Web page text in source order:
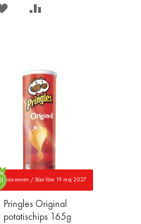
SPARA
ennen / Bäst före 19 maj 2027
Pringles Original
potatischips 165g
Lägg
till